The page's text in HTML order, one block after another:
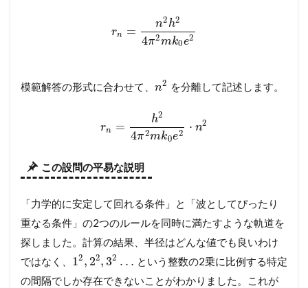
rn =
n2 h2
4π2mk0e2
模範解答の形式に合わせて、 n2 を分離して記述します。
rn =
h2
4π2mk0e2 ⋅ n2
この設問の平易な説明
「力学的に安定して回れる条件」と「波としてぴったり
重なる条件」の2つのルールを同時に満たすような軌道を
探しました。計算の結果、半径はどんな値でも良いわけ
ではなく、 12 , 22, 32 … という整数の2乗に比例する特定
の間隔でしか存在できないことがわかりました。これが